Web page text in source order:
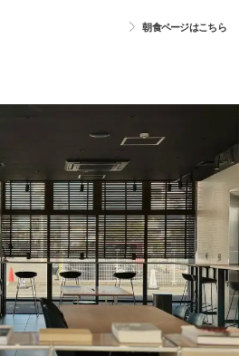
朝食ページはこちら